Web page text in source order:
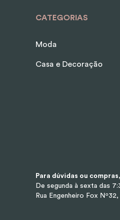
CATEGORIAS
Moda
Casa e Decoração
Para dúvidas ou
De segunda à sexta das
Rua Engenheiro Fox